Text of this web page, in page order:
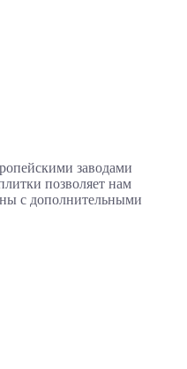
заводами
позволяет нам
с дополнительными